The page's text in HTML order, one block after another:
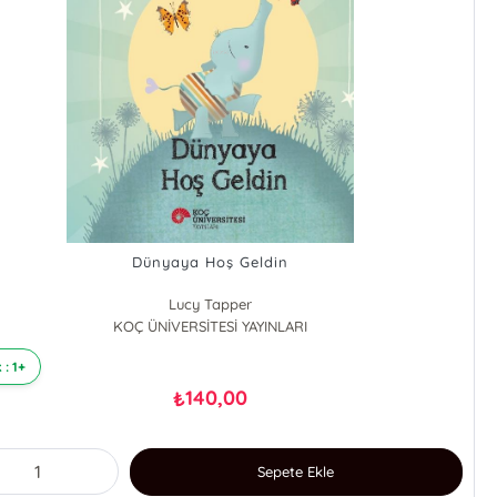
Dünyaya Hoş Geldin
Lucy Tapper
Steve Wilson
KOÇ ÜNİVERSİTESİ YAYINLARI
: 1+
₺140,00
Sepete Ekle